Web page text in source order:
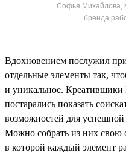
Софья Михайлова,
бренда
Вдохновением послужил
отдельные элементы так,
и уникальное.
постарались показать
возможностей для
Можно собрать из них свою
в которой каждый элемент